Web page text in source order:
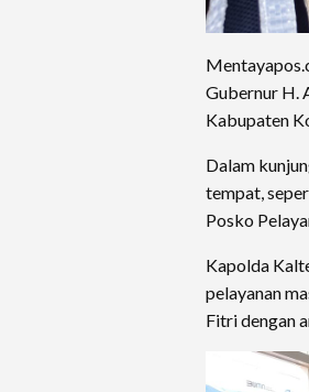
Gubernur H.
Kabupaten
Dalam
tempat,
Posko
Kapolda
pelayanan
Fitri dengan